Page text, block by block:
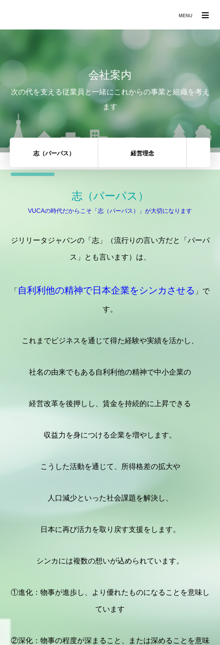
会社案内
次の代を支える従業員と一緒にこれからの事業と組織を考え
ます
志（パーパス） 経営理念 代
志（パーパス）
VUCAの時代だからこそ「志（パーパス）」が大切になります
ジリリータジャパンの「志」（流行りの言い方だと「パーパ
ス」とも言います）は、
「自利利他の精神で日本企業をシンカさせる 」で
す。
これまでビジネスを通じて得た経験や実績を活かし、
社名の由来でもある自利利他の精神で中小企業の
経営改革を後押しし、賃金を持続的に上昇できる
収益力を身につける企業を増やします。
こうした活動を通じて、所得格差の拡大や
人口減少といった社会課題を解決し、
日本に再び活力を取り戻す支援をします。
シンカには複数の想いが込められています。
①進化：物事が進歩し、より優れたものになることを意味し
ています
②深化：物事の程度が深まること、または深めることを意味
MENU